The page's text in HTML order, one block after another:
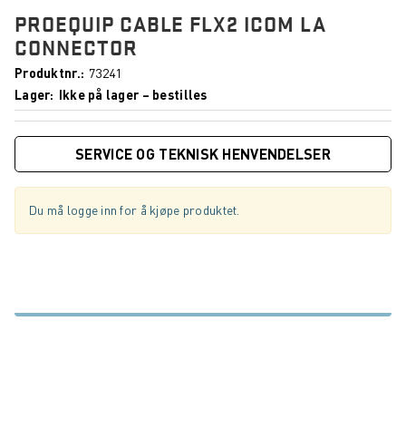
PROEQUIP CABLE FLX2 ICOM LA
CONNECTOR
Produktnr.
73241
Lager
Ikke på lager – bestilles
SERVICE OG TEKNISK HENVENDELSER
Du må logge inn for å kjøpe produktet.